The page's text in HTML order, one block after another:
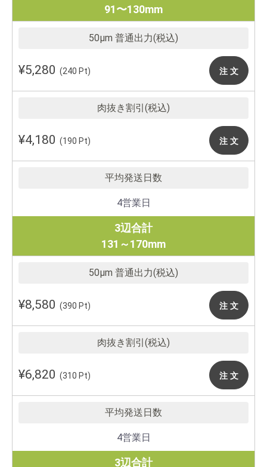
91〜130mm
¥5,280 (240 Pt) 注 文
¥4,180 (190 Pt) 注 文
4営業日
3辺合計
131～170mm
¥8,580 (390 Pt) 注 文
¥6,820 (310 Pt) 注 文
4営業日
3辺合計